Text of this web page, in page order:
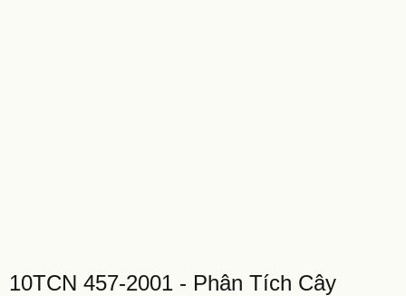
10TCN 457-2001 - Phân Tích Cây